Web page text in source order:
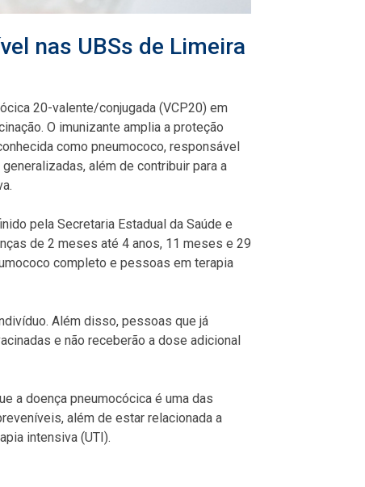
nas UBSs de Limeira
20-valente/conjugada (VCP20) em
O imunizante amplia a proteção
como pneumococo, responsável
além de contribuir para a
pela Secretaria Estadual da Saúde e
de 2 meses até 4 anos, 11 meses e 29
completo e pessoas em terapia
Além disso, pessoas que já
e não receberão a dose adicional
a doença pneumocócica é uma das
além de estar relacionada a
intensiva (UTI).